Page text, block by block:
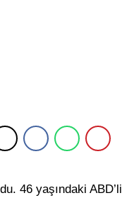
46 yaşındaki ABD’li